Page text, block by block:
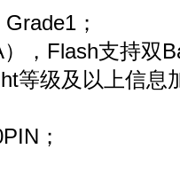
；
，Flash支持双
等级及以上信息
；